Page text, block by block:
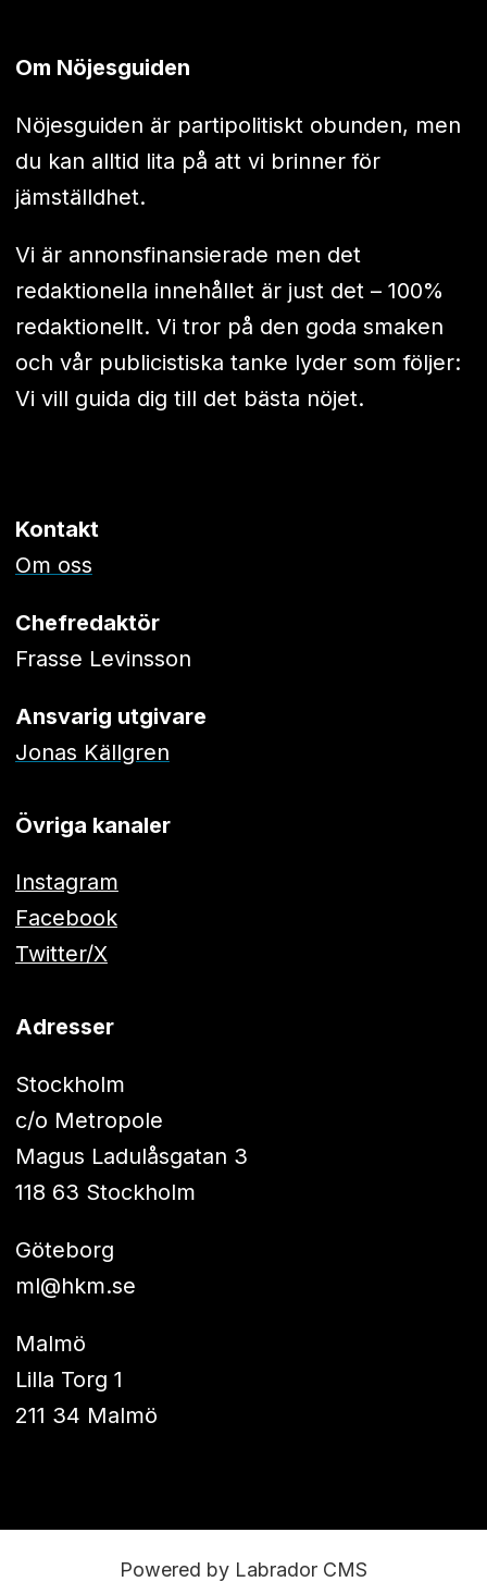
Om Nöjesguiden
Nöjesguiden är partipolitiskt obunden, men
du kan alltid lita på att vi brinner för
jämställdhet.
Vi är annonsfinansierade men det
redaktionella innehållet är just det – 100%
redaktionellt. Vi tror på den goda smaken
och vår publicistiska tanke lyder som följer:
Vi vill guida dig till det bästa nöjet.
Kontakt
Om oss
Chefredaktör
Frasse Levinsson
Ansvarig utgivare
Jonas Källgren
Övriga kanaler
Instagram
Facebook
Twitter/X
Adresser
Stockholm
c/o Metropole
Magus Ladulåsgatan 3
118 63 Stockholm
Göteborg
ml@hkm.se
Malmö
Lilla Torg 1
211 34 Malmö
Powered by Labrador CMS